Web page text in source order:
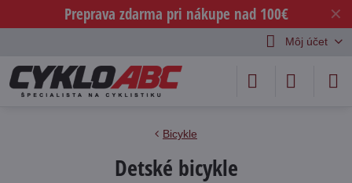
✕
Preprava zdarma pri nákupe nad 100€
Môj účet
Bicykle
Detské bicykle